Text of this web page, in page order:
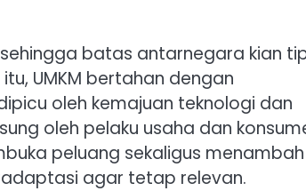
batas antarnegara kian
UMKM bertahan dengan
oleh kemajuan teknologi dan
oleh pelaku usaha dan
peluang sekaligus menambah
agar tetap relevan.